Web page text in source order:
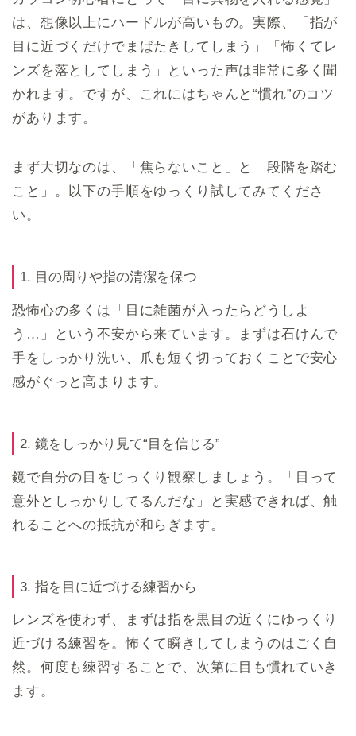
は、想像以上にハードルが高いもの。実際、「指が
目に近づくだけでまばたきしてしまう」「怖くてレ
ンズを落としてしまう」といった声は非常に多く聞
かれます。ですが、これにはちゃんと“慣れ”のコツ
があります。
まず大切なのは、「焦らないこと」と「段階を踏む
こと」。以下の手順をゆっくり試してみてくださ
い。
1. 目の周りや指の清潔を保つ
恐怖心の多くは「目に雑菌が入ったらどうしよ
う…」という不安から来ています。まずは石けんで
手をしっかり洗い、爪も短く切っておくことで安心
感がぐっと高まります。
2. 鏡をしっかり見て“目を信じる”
鏡で自分の目をじっくり観察しましょう。「目って
意外としっかりしてるんだな」と実感できれば、触
れることへの抵抗が和らぎます。
3. 指を目に近づける練習から
レンズを使わず、まずは指を黒目の近くにゆっくり
近づける練習を。怖くて瞬きしてしまうのはごく自
然。何度も練習することで、次第に目も慣れていき
ます。